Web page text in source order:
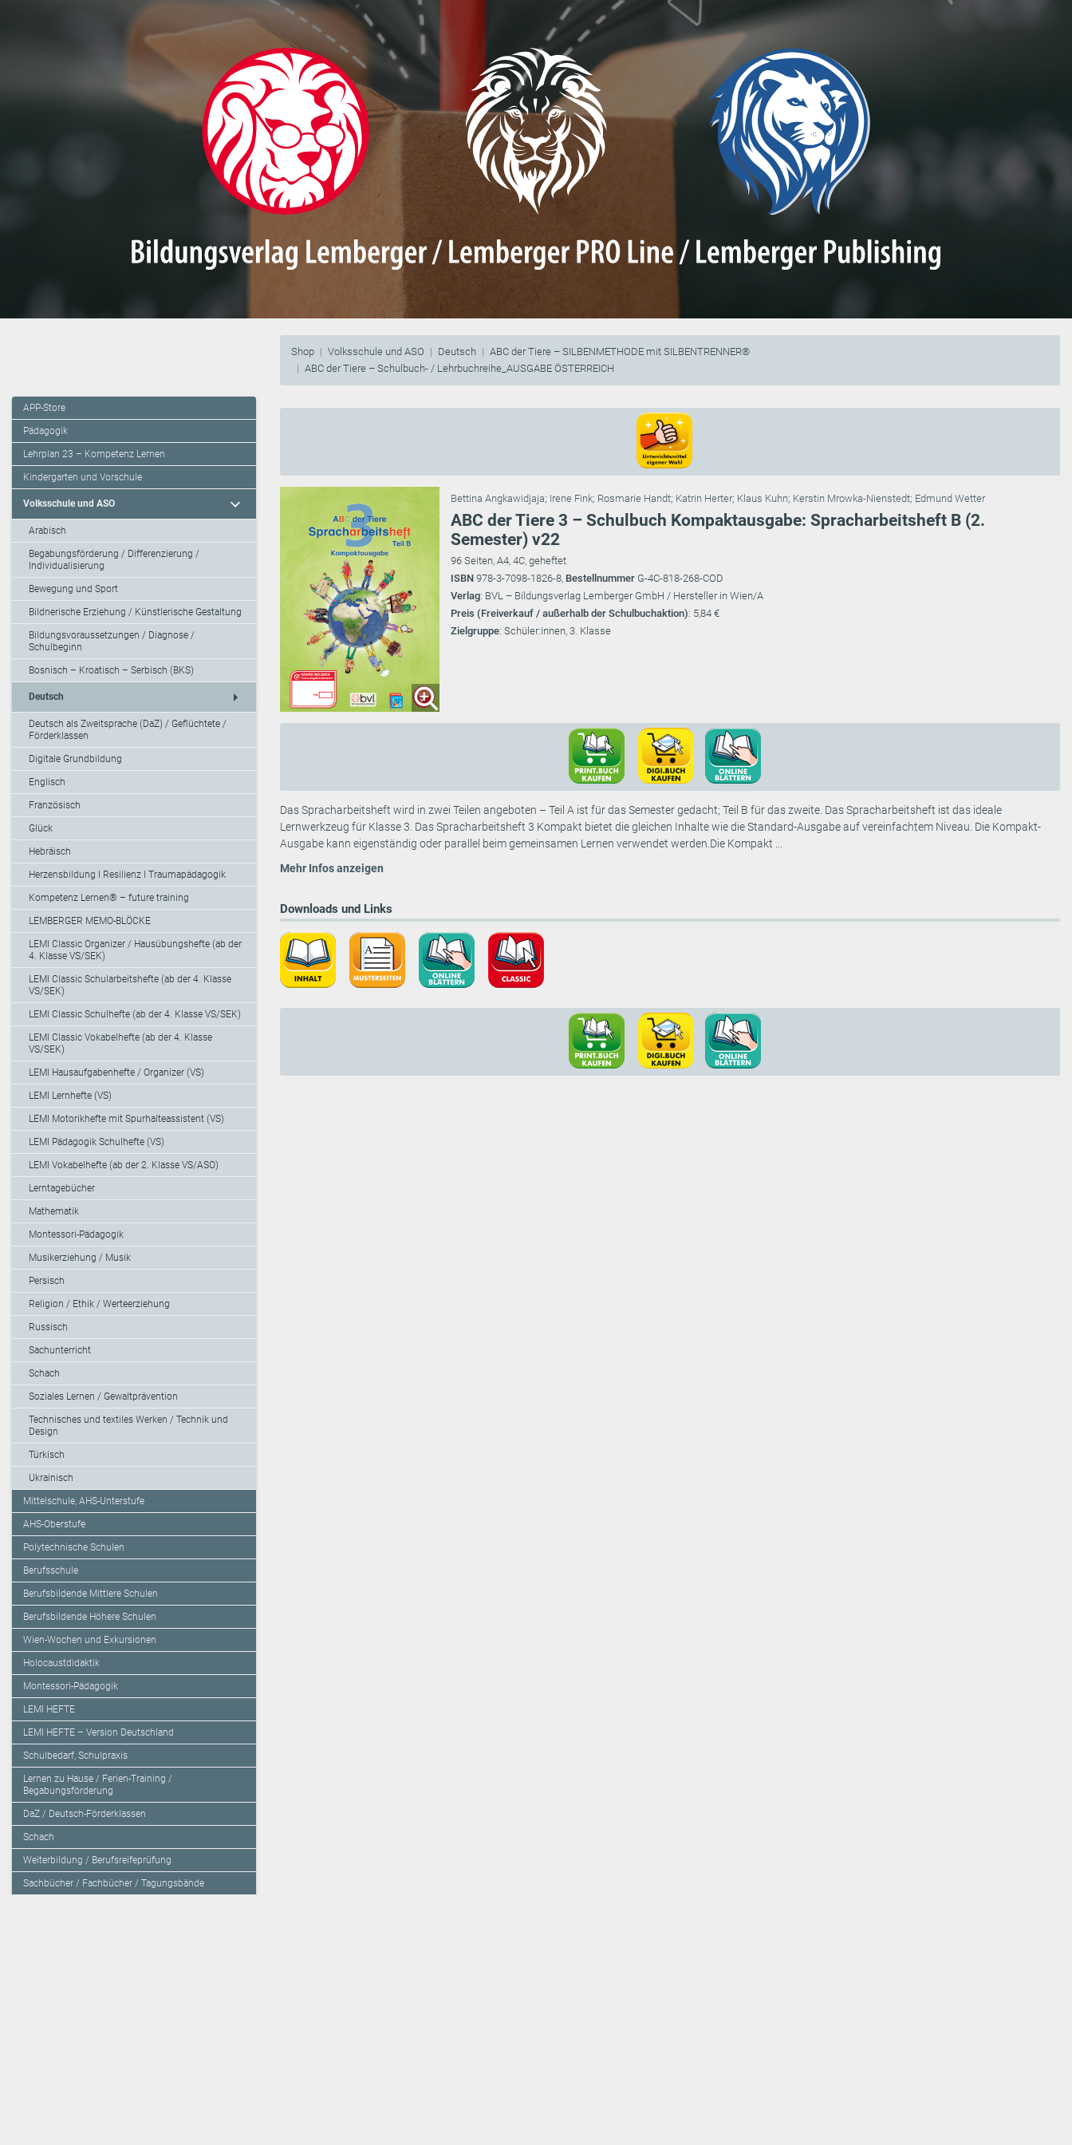
Shop Volksschule und ASO Deutsch
ABC der Tiere – SILBENMETHODE mit SILBENTRENNER®
ABC der Tiere – Schulbuch- / Lehrbuchreihe_AUSGABE ÖSTERREICH
APP-Store
Pädagogik
Lehrplan 23 – Kompetenz Lernen
Kindergarten und Vorschule
Volksschule und ASO expand_more
Arabisch
Begabungsförderung / Differenzierung /
Individualisierung
Bewegung und Sport
Bildnerische Erziehung / Künstlerische Gestaltung
Bildungsvoraussetzungen / Diagnose /
Schulbeginn
Bosnisch – Kroatisch – Serbisch (BKS)
Deutsch arrow_right
Deutsch als Zweitsprache (DaZ) / Geflüchtete /
Förderklassen
Digitale Grundbildung
Englisch
Französisch
Glück
Hebräisch
Herzensbildung I Resilienz I Traumapädagogik
Kompetenz Lernen® – future training
LEMBERGER MEMO-BLÖCKE
LEMI Classic Organizer / Hausübungshefte (ab der
4. Klasse VS/SEK)
LEMI Classic Schularbeitshefte (ab der 4. Klasse
VS/SEK)
LEMI Classic Schulhefte (ab der 4. Klasse VS/SEK)
LEMI Classic Vokabelhefte (ab der 4. Klasse
VS/SEK)
LEMI Hausaufgabenhefte / Organizer (VS)
LEMI Lernhefte (VS)
LEMI Motorikhefte mit Spurhalteassistent (VS)
LEMI Pädagogik Schulhefte (VS)
LEMI Vokabelhefte (ab der 2. Klasse VS/ASO)
Lerntagebücher
Mathematik
Montessori-Pädagogik
Musikerziehung / Musik
Persisch
Religion / Ethik / Werteerziehung
Russisch
Sachunterricht
Schach
Soziales Lernen / Gewaltprävention
Technisches und textiles Werken / Technik und
Design
Türkisch
Ukrainisch
Mittelschule, AHS-Unterstufe
AHS-Oberstufe
Polytechnische Schulen
Berufsschule
Berufsbildende Mittlere Schulen
Berufsbildende Höhere Schulen
Wien-Wochen und Exkursionen
Holocaustdidaktik
Montessori-Pädagogik
LEMI HEFTE
LEMI HEFTE – Version Deutschland
Schulbedarf, Schulpraxis
Lernen zu Hause / Ferien-Training /
Begabungsförderung
DaZ / Deutsch-Förderklassen
Schach
Weiterbildung / Berufsreifeprüfung
Sachbücher / Fachbücher / Tagungsbände
Bettina Angkawidjaja; Irene Fink; Rosmarie Handt; Katrin Herter; Klaus Kuhn; Kerstin Mrowka-Nienstedt; Edmund Wetter
ABC der Tiere 3 – Schulbuch Kompaktausgabe: Spracharbeitsheft B (2.
Semester) v22
96 Seiten, A4, 4C, geheftet
ISBN 978-3-7098-1826-8, Bestellnummer G-4C-818-268-COD
Verlag: BVL – Bildungsverlag Lemberger GmbH / Hersteller in Wien/A
Preis (Freiverkauf / außerhalb der Schulbuchaktion): 5,84 €
Zielgruppe: Schüler:innen, 3. Klasse
Das Spracharbeitsheft wird in zwei Teilen angeboten – Teil A ist für das Semester gedacht; Teil B für das zweite. Das Spracharbeitsheft ist das ideale
Lernwerkzeug für Klasse 3. Das Spracharbeitsheft 3 Kompakt bietet die gleichen Inhalte wie die Standard-Ausgabe auf vereinfachtem Niveau. Die Kompakt-
Ausgabe kann eigenständig oder parallel beim gemeinsamen Lernen verwendet werden.Die Kompakt ...
Mehr Infos anzeigen
Downloads und Links